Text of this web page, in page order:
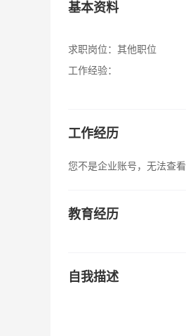
基本资料
求职岗位： 其他职位
工作经验：
工作经历
您不是企业账号，无法查看
教育经历
自我描述